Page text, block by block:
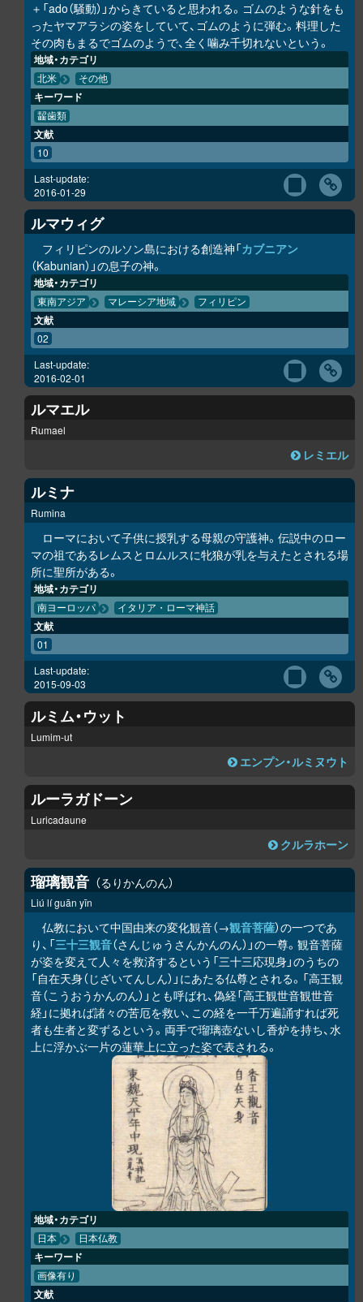
＋「ado（騒動）」からきていると思われる。ゴムのような針をも
ったヤマアラシの姿をしていて、ゴムのように弾む。料理した
その肉もまるでゴムのようで、全く噛み千切れないという。
地域・カテゴリ
北米 その他
キーワード
齧歯類
文献
10
Last-update:
2016-01-29
ルマウィグ
フィリピンのルソン島における創造神「カブニアン
（Kabunian）」の息子の神。
地域・カテゴリ
東南アジア マレーシア地域 フィリピン
文献
02
Last-update:
2016-02-01
ルマエル
Rumael
レミエル
ルミナ
Rumina
ローマにおいて子供に授乳する母親の守護神。伝説中のロー
マの祖であるレムスとロムルスに牝狼が乳を与えたとされる場
所に聖所がある。
地域・カテゴリ
南ヨーロッパ イタリア・ローマ神話
文献
01
Last-update:
2015-09-03
ルミム・ウット
Lumim-ut
エンプン・ルミヌウト
ルーラガドーン
Luricadaune
クルラホーン
瑠璃観音 るりかんのん
Liú lí guān yīn
仏教において中国由来の変化観音（→観音菩薩）の一つであ
り、「三十三観音（さんじゅうさんかんのん）」の一尊。観音菩薩
が姿を変えて人々を救済するという「三十三応現身」のうちの
「自在天身（じざいてんしん）」にあたる仏尊とされる。「高王観
音（こうおうかんのん）」とも呼ばれ、偽経「高王観世音観世音
経」に拠れば諸々の苦厄を救い、この経を一千万遍誦すれば死
者も生者と変ずるという。両手で瑠璃壺ないし香炉を持ち、水
上に浮かぶ一片の蓮華上に立った姿で表される。
地域・カテゴリ
日本 日本仏教
キーワード
画像有り
文献